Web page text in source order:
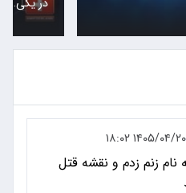
کادرفنی…
۱۴۰۵/۰۴/۲۰ ۱۸:۰۲
نام زنم زدم و نقشه قتل